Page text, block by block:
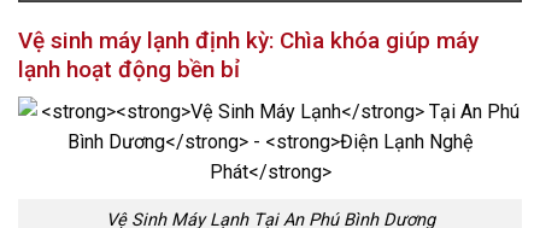
Vệ sinh máy lạnh định kỳ: Chìa khóa giúp máy
lạnh hoạt động bền bỉ
Vệ Sinh Máy Lạnh Tại An Phú Bình Dương